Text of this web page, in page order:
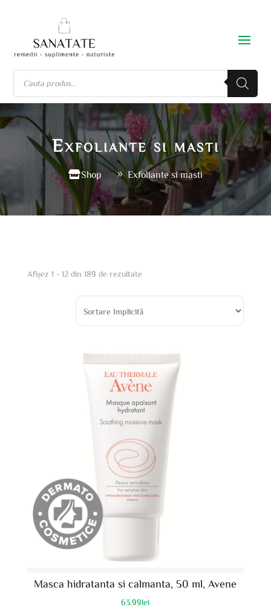
Exfoliante si masti
Shop Exfoliante si masti
Afișez 1 - 12 din 189 de rezultate
Masca hidratanta si calmanta, 50 ml, Avene
63.99lei